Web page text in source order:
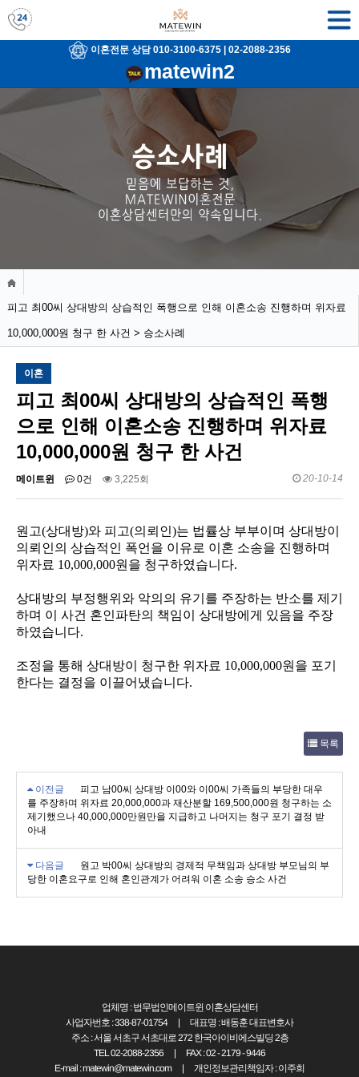
이혼전문 상담 010-3100-6375 | 02-2088-2356
matewin2
피고 최00씨 상대방의 상습적인 폭행으로 인해 이혼소송 진행하며 위자료
10,000,000원 청구 한 사건 > 승소사례
이혼
피고 최00씨 상대방의 상습적인 폭행
으로 인해 이혼소송 진행하며 위자료
10,000,000원 청구 한 사건
메이트윈 0건 3,225회 20-10-14
원고(상대방)와 피고(의뢰인)는 법률상 부부이며 상대방이
의뢰인의 상습적인 폭언을 이유로 이혼 소송을 진행하며
위자료 10,000,000원을 청구하였습니다.
상대방의 부정행위와 악의의 유기를 주장하는 반소를 제기
하며 이 사건 혼인파탄의 책임이 상대방에게 있음을 주장
하였습니다.
조정을 통해 상대방이 청구한 위자료 10,000,000원을 포기
한다는 결정을 이끌어냈습니다.
목록
이전글
피고 남00씨 상대방 이00와 이00씨 가족들의 부당한 대우
를 주장하며 위자료 20,000,000과 재산분할 169,500,000원 청구하는 소
제기했으나 40,000,000만원만을 지급하고 나머지는 청구 포기 결정 받
아내
다음글
원고 박00씨 상대방의 경제적 무책임과 상대방 부모님의 부
당한 이혼요구로 인해 혼인관계가 어려워 이혼 소송 승소 사건
업체명 : 법무법인메이트윈 이혼상담센터
사업자번호 : 338-87-01754
|
대표명 : 배동훈 대표변호사
주소 : 서울 서초구 서초대로 272 한국아이비에스빌딩 2층
TEL 02-2088-2356 |
FAX : 02 - 2179 - 9446
E-mail : matewin@matewin.com
| 개인정보관리책임자 : 이주희